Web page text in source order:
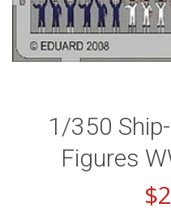
1/350
Figures
$